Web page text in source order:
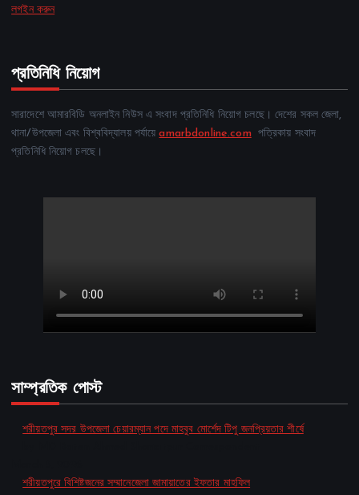
লগইন করুন
প্রতিনিধি নিয়োগ
সারাদেশে আমারবিডি অনলাইন নিউস এ সংবাদ প্রতিনিধি নিয়োগ চলছে। দেশের সকল জেলা,
থানা/উপজেলা এবং বিশ্ববিদ্যালয় পর্যায়েamarbdonline.comপত্রিকায় সংবাদ
প্রতিনিধি নিয়োগ চলছে।
সাম্প্রতিক পোস্ট
শরীয়তপুর সদর উপজেলা চেয়ারম্যান পদে মাহবুব মোর্শেদ টিপু জনপ্রিয়তার শীর্ষে
শরীয়তপুরে বিশিষ্টজনের সম্মানেজেলা জামায়াতের ইফতার মাহফিল